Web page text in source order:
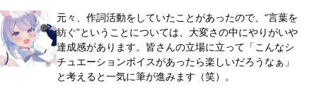
元々、作詞活動をしていたことがあったので、“言葉を
紡ぐ”ということについては、大変さの中にやりがいや
達成感があります。皆さんの立場に立って「こんなシ
チュエーションボイスがあったら楽しいだろうなぁ」
と考えると一気に筆が進みます（笑）。